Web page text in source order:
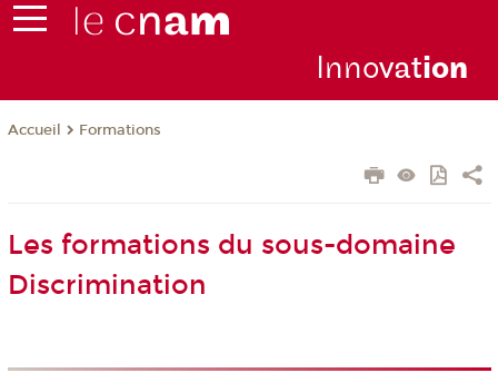
Innovation
Accueil Formations
Les formations du sous-domaine
Discrimination